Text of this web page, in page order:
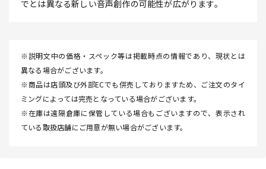
でとは異なる新しい音声創作の可能性が広がります。
※説明文中の価格・スペック等は掲載時点の情報であり、現状とは
異なる場合がございます。
※商品は店頭及び外部ECでも併売しておりますため、ご注文のタイ
ミングによっては完売となっている場合がございます。
※在庫は遠隔倉庫に保管している場合もございますので、表示され
ている取扱店舗にご用意が無い場合がございます。